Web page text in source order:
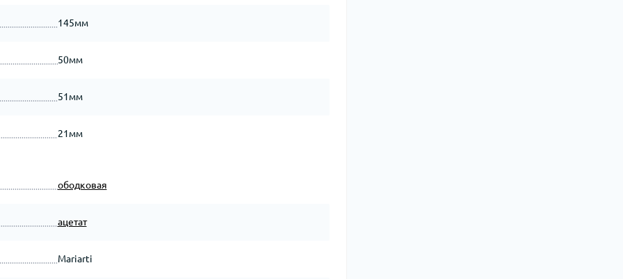
145мм
50мм
51мм
21мм
ободковая
ацетат
Mariarti